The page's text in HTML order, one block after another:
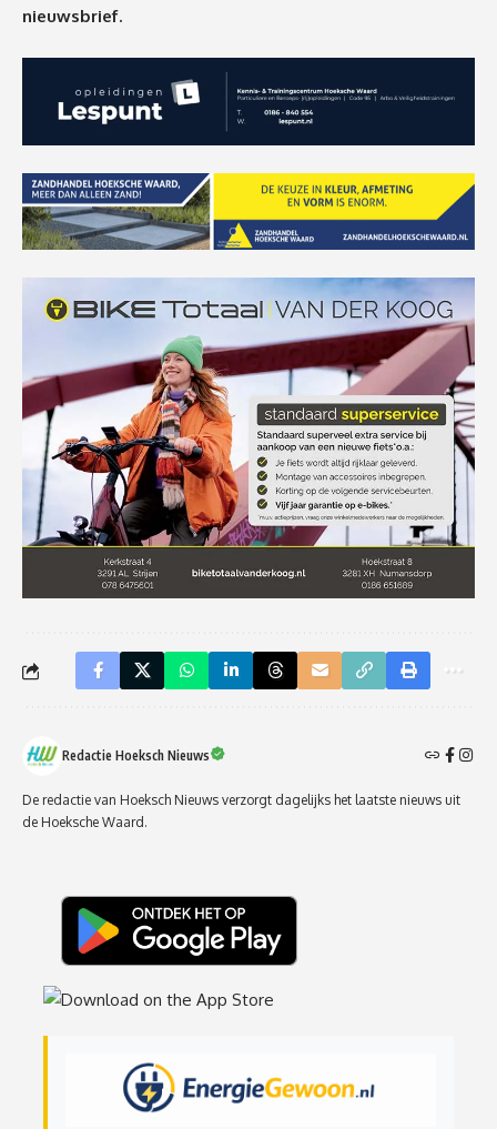
nieuwsbrief.
Redactie Hoeksch Nieuws
De redactie van Hoeksch Nieuws verzorgt dagelijks het laatste nieuws uit
de Hoeksche Waard.